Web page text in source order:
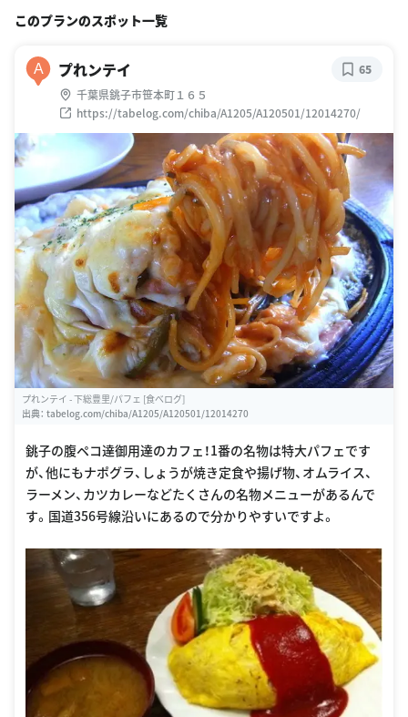
このプランのスポット一覧
A プれンテイ
千葉県銚子市笹本町１６５
https://tabelog.com/chiba/A1205/A120501/12014270/
65
プれンテイ - 下総豊里/パフェ [食べログ]
出典： tabelog.com/chiba/A1205/A120501/12014270
銚子の腹ペコ達御用達のカフェ！1番の名物は特大パフェです
が、他にもナポグラ、しょうが焼き定食や揚げ物、オムライス、
ラーメン、カツカレーなどたくさんの名物メニューがあるんで
す。国道356号線沿いにあるので分かりやすいですよ。